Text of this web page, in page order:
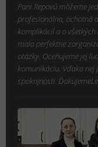
Pani Repovú môžeme
profesionálna, ochotná
komplikácií a o
mala perfektne
otázky. Oceňujeme jej
komunikáciu. Vďaka nej
spokojnosti.